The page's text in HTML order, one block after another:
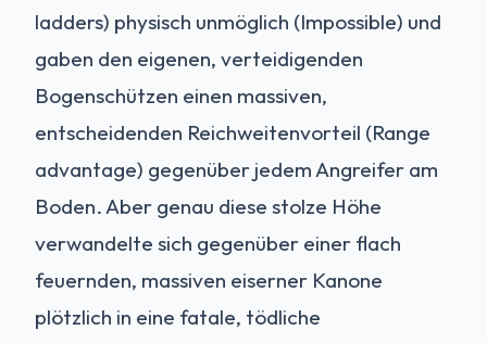
ladders) physisch unmöglich (Impossible) und
gaben den eigenen, verteidigenden
Bogenschützen einen massiven,
entscheidenden Reichweitenvorteil (Range
advantage) gegenüber jedem Angreifer am
Boden. Aber genau diese stolze Höhe
verwandelte sich gegenüber einer flach
feuernden, massiven eiserner Kanone
plötzlich in eine fatale, tödliche